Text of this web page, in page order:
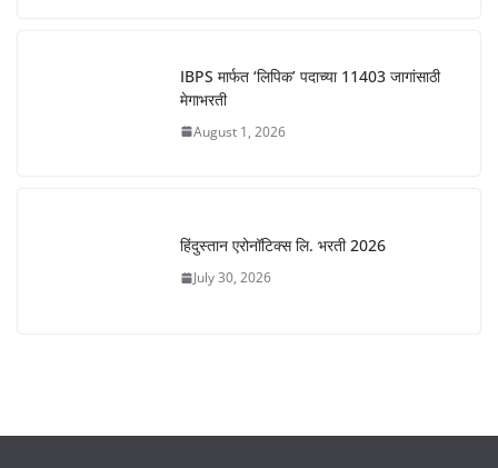
IBPS मार्फत ‘लिपिक’ पदाच्या 11403 जागांसाठी
मेगाभरती
August 1, 2026
हिंदुस्तान एरोनॉटिक्स लि. भरती 2026
July 30, 2026